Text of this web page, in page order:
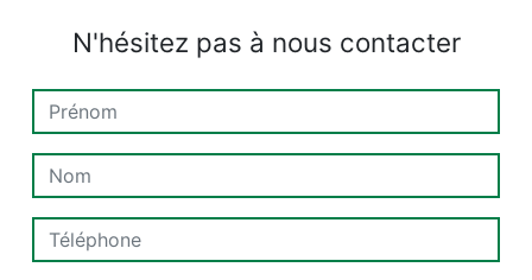
N'hésitez pas à nous contacter